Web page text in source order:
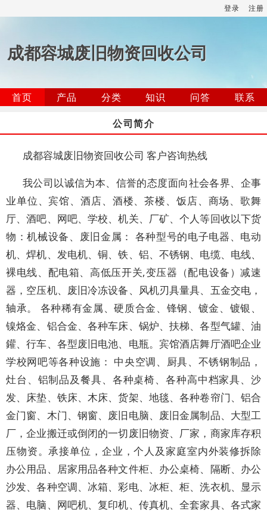
登录 注册
成都容城废旧物资回收公司
首页 产品 分类 知识 问答
联系
公司简介
成都容城废旧物资回收公司 客户咨询热线
我公司以诚信为本、信誉的态度面向社会各界、企事
业单位、宾馆、酒店、酒楼、茶楼、饭店、商场、歌舞
厅、酒吧、网吧、学校、机关、厂矿、个人等回收以下货
物：机械设备、废旧金属： 各种型号的电子电器、电动
机、焊机、发电机、铜、铁、铝、不锈钢、电缆、电线、
裸电线、配电箱、高低压开关,变压器（配电设备）减速
器，空压机、废旧冷冻设备、风机刃具量具、五金交电，
轴承。 各种稀有金属、硬质合金、锋钢、镀金、镀银、
镍烙金、铝合金、各种车床、锅炉、扶梯、各型气罐、油
鑵、行车、各型废旧电池、电瓶。宾馆酒店舞厅酒吧企业
学校网吧等各种设施： 中央空调、厨具、不锈钢制品，
灶台、铝制品及餐具、各种桌椅、各种高中档家具、沙
发、床垫、铁床、木床、货架、地毯、各种卷帘门、铝合
金门窗、木门、钢窗、废旧电脑、废旧金属制品、大型工
厂，企业搬迁或倒闭的一切废旧物资、厂家，商家库存积
压物资。承接单位，企业，个人及家庭室内外装修拆除
办公用品、居家用品各种文件柜、办公桌椅、隔断、办公
沙发、各种空调、冰箱、彩电、冰柜、柜、洗衣机、显示
器、电脑、网吧机、复印机、传真机、全套家具、各式家